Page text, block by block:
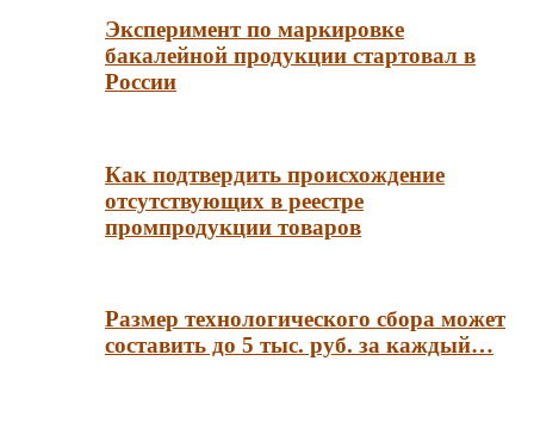
Эксперимент по маркировке
бакалейной продукции стартовал в
России
Как подтвердить происхождение
отсутствующих в реестре
промпродукции товаров
Размер технологического сбора может
составить до 5 тыс. руб. за каждый…